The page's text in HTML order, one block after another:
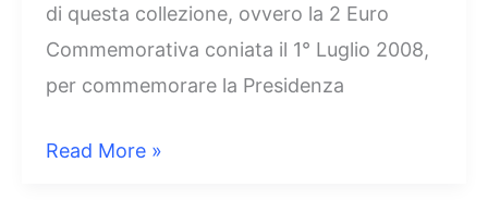
di questa collezione, ovvero la 2 Euro
Commemorativa coniata il 1° Luglio 2008,
per commemorare la Presidenza
2
Read More »